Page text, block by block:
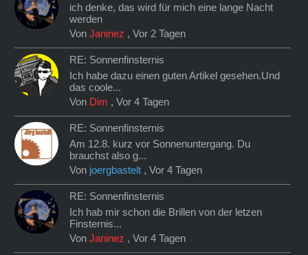
ich denke, das wird für mich eine lange Nacht
werden
VonJaninez ,Vor 2 Tagen
RE: Sonnenfinsternis
Ich habe dazu einen guten Artikel gesehen.Und
das coole...
Von Dim ,Vor 4 Tagen
RE: Sonnenfinsternis
Am 12.8. kurz vor Sonnenuntergang. Du
brauchst also g...
Von joergbastelt ,Vor 4 Tagen
RE: Sonnenfinsternis
Ich hab mir schon die Brillen von der letzen
Finsternis...
VonJaninez ,Vor 4 Tagen